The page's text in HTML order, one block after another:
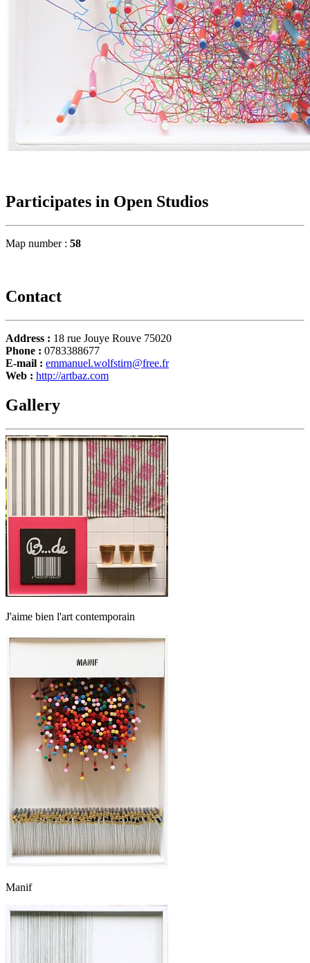
Participates in Open Studios
Map number : 58
Contact
Address : 18 rue Jouye Rouve 75020
Phone : 0783388677
E-mail : emmanuel.wolfstirn@free.fr
Web : http://artbaz.com
Gallery
J'aime bien l'art contemporain
Manif